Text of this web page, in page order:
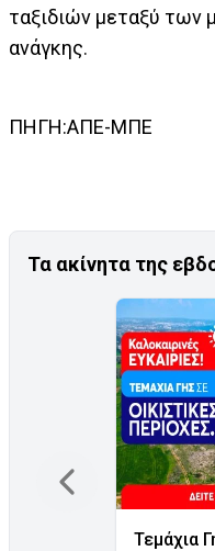
ταξιδιών μεταξύ των
ανάγκης.
ΠΗΓΗ:ΑΠΕ-ΜΠΕ
Τα ακίνητα της
Τεμάχια